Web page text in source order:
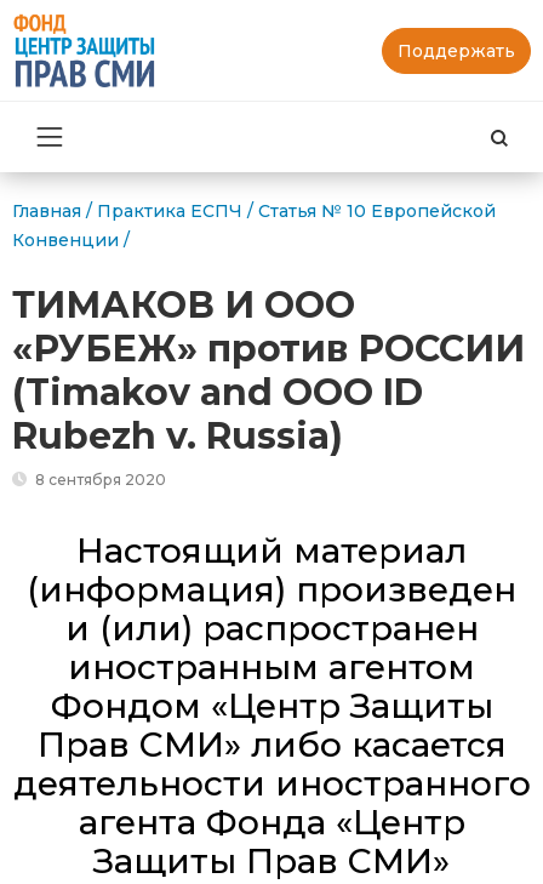
Поддержать
Главная / Практика ЕСПЧ / Статья № 10 Европейской
Конвенции /
ТИМАКОВ И ООО
«РУБЕЖ» против РОССИИ
(Timakov and OOO ID
Rubezh v. Russia)
8 сентября 2020
Настоящий материал
(информация) произведен
и (или) распространен
иностранным агентом
Фондом «Центр Защиты
Прав СМИ» либо касается
деятельности иностранного
агента Фонда «Центр
Защиты Прав СМИ»